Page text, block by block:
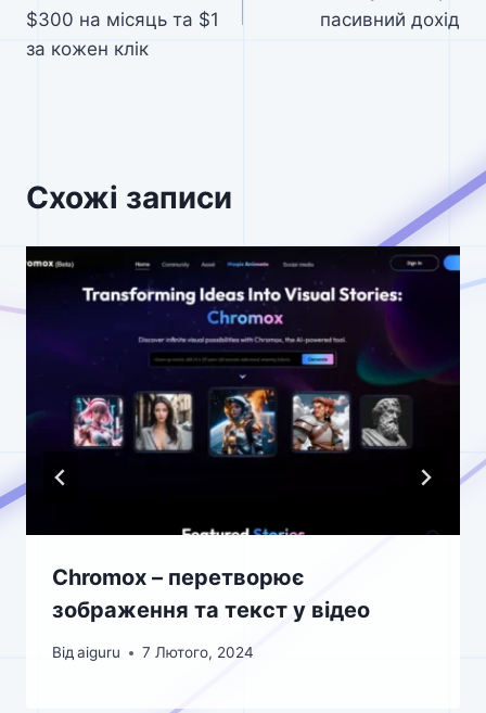
$300 на місяць та $1
за кожен клік
пасивний дохід
Схожі записи
Chromox – перетворює
зображення та текст у відео
Від aiguru 7 Лютого, 2024